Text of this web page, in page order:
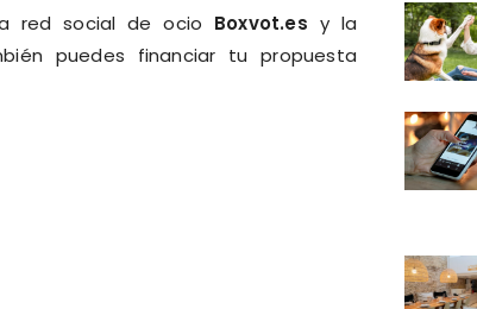
red social de ocio Boxvot.es y la
puedes financiar tu propuesta